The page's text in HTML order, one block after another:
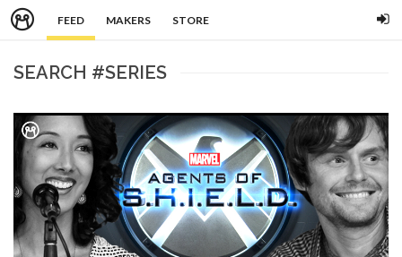
FEED MAKERS STORE
SEARCH #SERIES